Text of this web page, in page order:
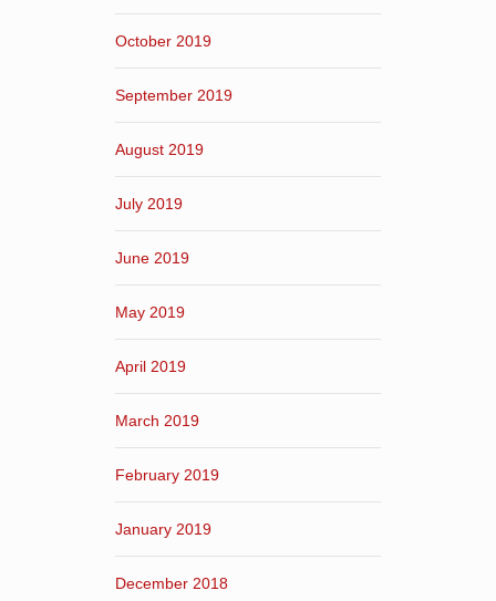
October 2019
September 2019
August 2019
July 2019
June 2019
May 2019
April 2019
March 2019
February 2019
January 2019
December 2018